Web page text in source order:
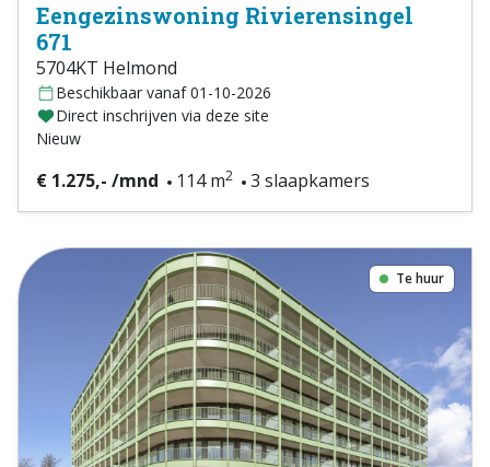
Eengezinswoning Rivierensingel
671
5704KT Helmond
Beschikbaar vanaf 01-10-2026
Direct inschrijven via deze site
Nieuw
€ 1.275,- /mnd 114 m2 3 slaapkamers
Te huur